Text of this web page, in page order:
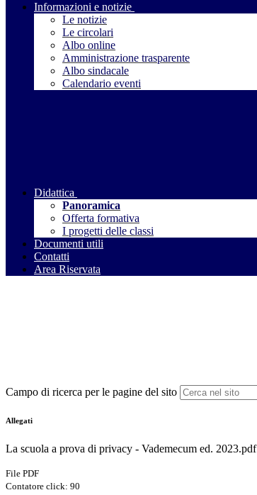
Informazioni e notizie
Le notizie
Le circolari
Albo online
Amministrazione trasparente
Albo sindacale
Calendario eventi
Didattica
Panoramica
Offerta formativa
I progetti delle classi
Documenti utili
Contatti
Area Riservata
Campo di ricerca per le pagine del sito
Allegati
La scuola a prova di privacy - Vademecum ed. 2023.pdf
File PDF
Contatore click: 90